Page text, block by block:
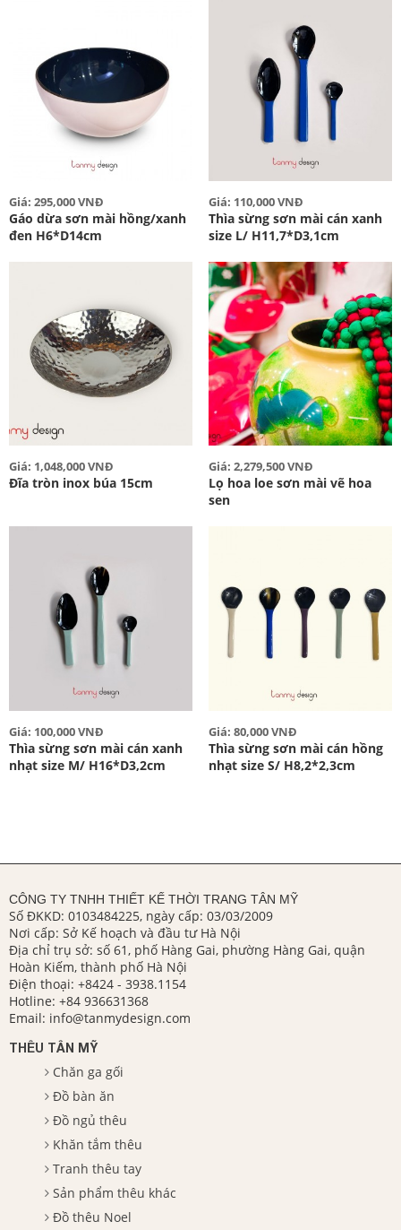
Giá: 295,000 VNĐ
Gáo dừa sơn mài hồng/xanh
đen H6*D14cm
Giá: 110,000 VNĐ
Thìa sừng sơn mài cán xanh
size L/ H11,7*D3,1cm
Giá: 1,048,000 VNĐ
Đĩa tròn inox búa 15cm
Giá: 2,279,500 VNĐ
Lọ hoa loe sơn mài vẽ hoa
sen
Giá: 100,000 VNĐ
Thìa sừng sơn mài cán xanh
nhạt size M/ H16*D3,2cm
Giá: 80,000 VNĐ
Thìa sừng sơn mài cán hồng
nhạt size S/ H8,2*2,3cm
CÔNG TY TNHH THIẾT KẾ THỜI TRANG TÂN MỸ
Số ĐKKD: 0103484225, ngày cấp: 03/03/2009
Nơi cấp: Sở Kế hoạch và đầu tư Hà Nội
Địa chỉ trụ sở: số 61, phố Hàng Gai, phường Hàng Gai, quận
Hoàn Kiếm, thành phố Hà Nội
Điện thoại: +8424 - 3938.1154
Hotline: +84 936631368
Email: info@tanmydesign.com
THÊU TÂN MỸ
Chăn ga gối
Đồ bàn ăn
Đồ ngủ thêu
Khăn tắm thêu
Tranh thêu tay
Sản phẩm thêu khác
Đồ thêu Noel